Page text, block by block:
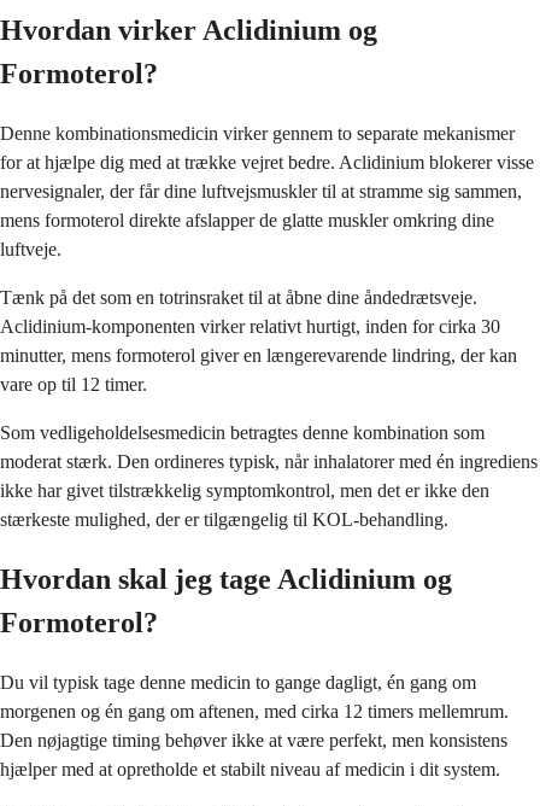
Hvordan virker Aclidinium og
Formoterol?
Denne kombinationsmedicin virker gennem to separate mekanismer
for at hjælpe dig med at trække vejret bedre. Aclidinium blokerer visse
nervesignaler, der får dine luftvejsmuskler til at stramme sig sammen,
mens formoterol direkte afslapper de glatte muskler omkring dine
luftveje.
Tænk på det som en totrinsraket til at åbne dine åndedrætsveje.
Aclidinium-komponenten virker relativt hurtigt, inden for cirka 30
minutter, mens formoterol giver en længerevarende lindring, der kan
vare op til 12 timer.
Som vedligeholdelsesmedicin betragtes denne kombination som
moderat stærk. Den ordineres typisk, når inhalatorer med én ingrediens
ikke har givet tilstrækkelig symptomkontrol, men det er ikke den
stærkeste mulighed, der er tilgængelig til KOL-behandling.
Hvordan skal jeg tage Aclidinium og
Formoterol?
Du vil typisk tage denne medicin to gange dagligt, én gang om
morgenen og én gang om aftenen, med cirka 12 timers mellemrum.
Den nøjagtige timing behøver ikke at være perfekt, men konsistens
hjælper med at opretholde et stabilt niveau af medicin i dit system.